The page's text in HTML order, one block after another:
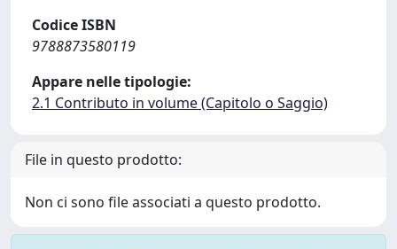
Codice ISBN
9788873580119
Appare nelle tipologie:
2.1 Contributo in volume (Capitolo o Saggio)
File in questo prodotto:
Non ci sono file associati a questo prodotto.